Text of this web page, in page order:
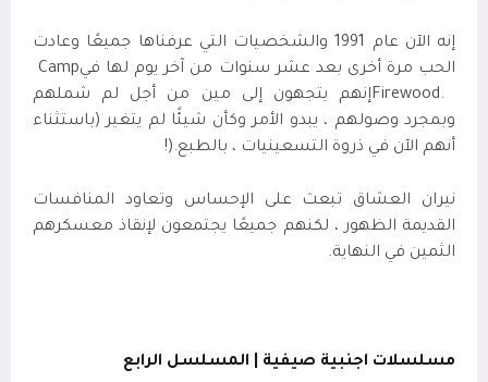
إنه الآن عام 1991 والشخصيات التي عرفناها جميعًا وعادت
الحب مرة أخرى بعد عشر سنوات من آخر يوم لها فيCamp
Firewood.إنهم يتجهون إلى مين من أجل لم شملهم
وبمجرد وصولهم ، يبدو الأمر وكأن شيئًا لم يتغير (باستثناء
أنهم الآن في ذروة التسعينيات ، بالطبع!).
نيران العشاق تبعث على الإحساس وتعاود المنافسات
القديمة الظهور ، لكنهم جميعًا يجتمعون لإنقاذ معسكرهم
الثمين في النهاية.
مسلسلات اجنبية صيفية | المسلسل الرابع